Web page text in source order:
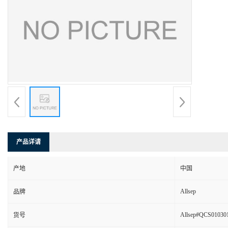
产品详请
产地 中国
品牌 Allsep
货号 Allsep#QCS010301